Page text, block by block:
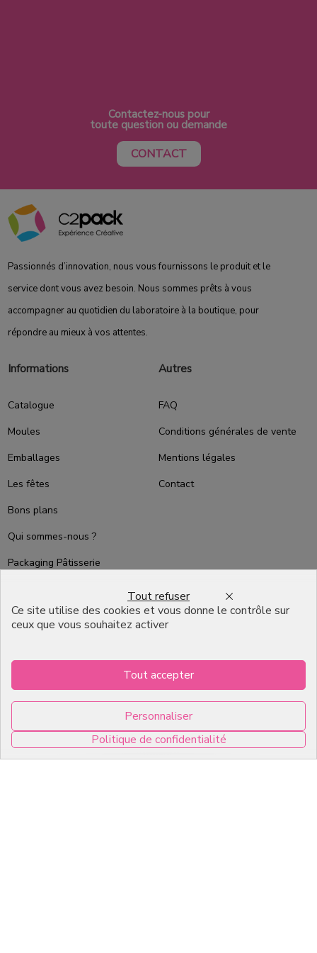
Contactez-nous pour
toute question ou demande
CONTACT
Passionnés d’innovation, nous vous fournissons le produit et le
service dont vous avez besoin. Nous sommes prêts à vous
accompagner au quotidien du laboratoire à la boutique, pour
répondre au mieux à vos attentes.
Informations
Catalogue
Moules
Emballages
Les fêtes
Bons plans
Qui sommes-nous ?
Packaging Pâtisserie
Emballage pour Chocolatier
Professionnel
Autres
FAQ
Conditions générales de vente
Mentions légales
Contact
7, RUE DU 19 MARS 1962
ZI DE DIJON
Ce site utilise des cookies et vous donne le contrôle sur
ceux que vous souhaitez activer
Tout accepter
Tout refuser
Personnaliser
Politique de confidentialité